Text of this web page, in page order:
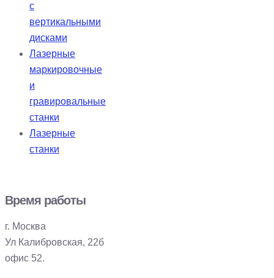
с
вертикальными
дисками
Лазерные
маркировочные
и
гравировальные
станки
Лазерные
станки
Время работы
г. Москва
Ул Калибровская, 22б
офис 52.